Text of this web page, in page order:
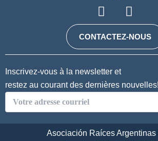
F
a
e
b
o
o
k
I
n
t
a
r
a
CONTACTEZ-NOUS
Inscrivez-vous à la newsletter et
restez au courant des dernières nouvelles!
Asociación Raíces Argentinas